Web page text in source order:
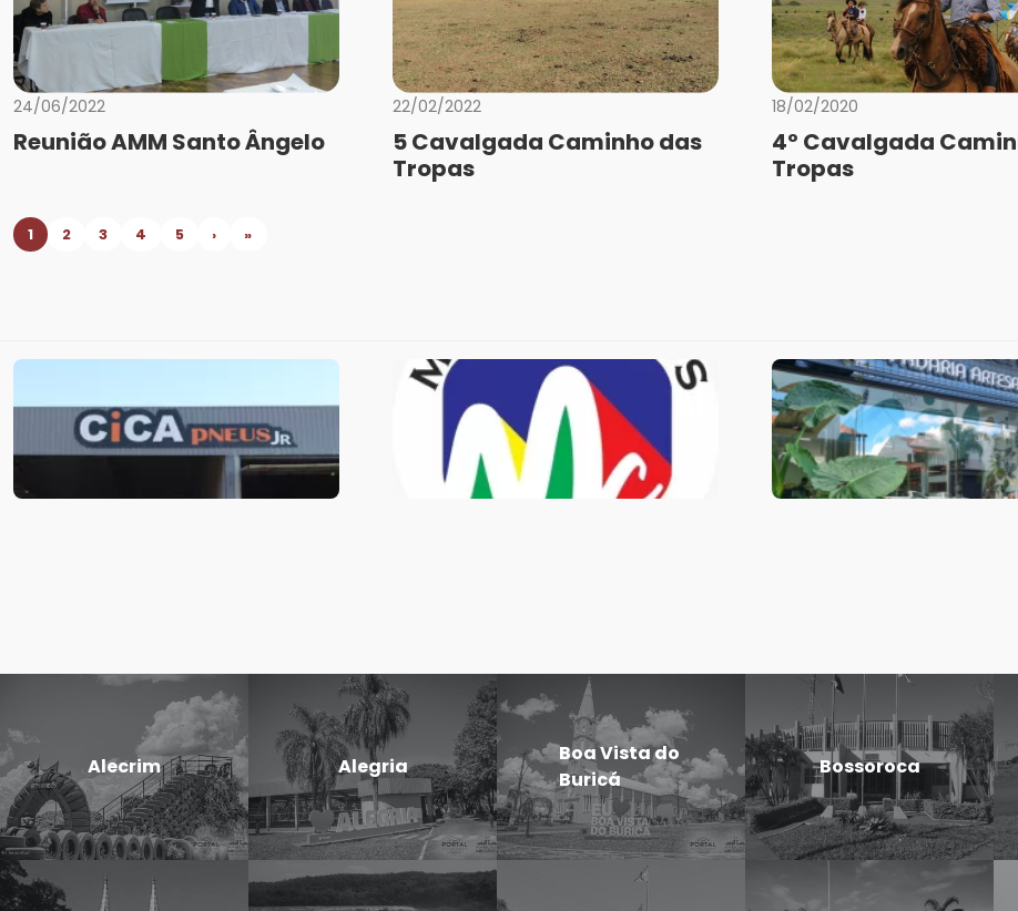
24/06/2022
Reunião AMM Santo Ângelo
22/02/2022
5 Cavalgada Caminho das
Tropas
18/02/2020
4º Cavalgada
Tropas
1 2 3 4 5 › »
Alecrim Alegria
Boa Vista do
Buricá
Bossoroca